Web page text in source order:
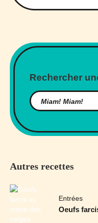
Rechercher
Autres recettes
Entrées
Oeufs